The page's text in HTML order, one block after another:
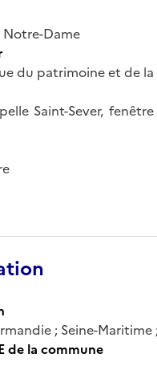
Dame
du patrimoine et de la
Saint-Sever,
; Seine-Maritime
de la commune